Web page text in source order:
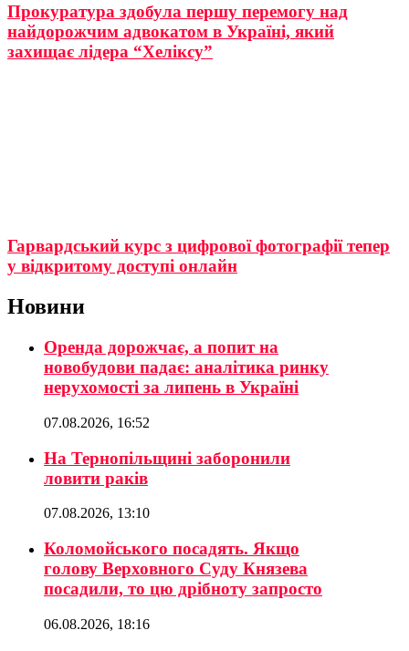
Прокуратура здобула першу перемогу над
найдорожчим адвокатом в Україні, який
захищає лідера “Хеліксу”
Гарвардський курс з цифрової фотографії тепер
у відкритому доступі онлайн
Новини
Оренда дорожчає, а попит на
новобудови падає: аналітика ринку
нерухомості за липень в Україні
07.08.2026, 16:52
На Тернопільщині заборонили
ловити раків
07.08.2026, 13:10
Коломойського посадять. Якщо
голову Верховного Суду Князева
посадили, то цю дрібноту запросто
06.08.2026, 18:16